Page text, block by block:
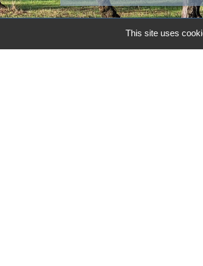
Contacts
This site uses